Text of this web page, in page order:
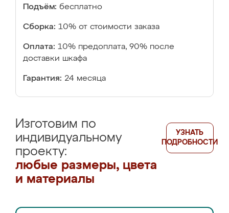
Подъём: бесплатно
Сборка: 10% от стоимости заказа
Оплата: 10% предоплата, 90% после
доставки шкафа
Гарантия: 24 месяца
Изготовим по
индивидуальному
проекту:
любые размеры, цвета
и материалы
УЗНАТЬ
ПОДРОБНОСТИ